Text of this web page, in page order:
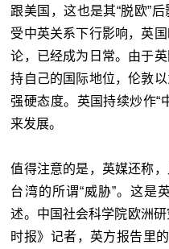
跟美国，这也是其“脱欧”
受中英关系下行影响，英
论，已经成为日常。由于
持自己的国际地位，伦敦
强硬态度。英国持续炒作“
来发展。
值得注意的是，英媒还称
台湾的所谓“威胁”。这是
述。 中国社会科学院欧洲
时报》记者，英方报告里